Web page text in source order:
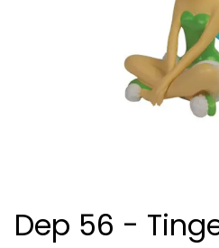
Dep 56 -